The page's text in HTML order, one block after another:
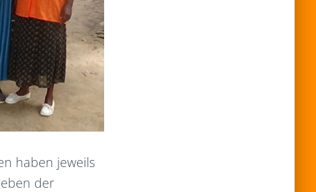
haben jeweils
der